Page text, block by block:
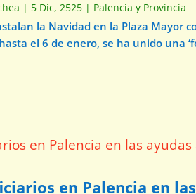
| 5 Dic, 2525 | Palencia y Provincia
la Navidad en la Plaza Mayor
el 6 de enero, se ha unido una
en Palencia en